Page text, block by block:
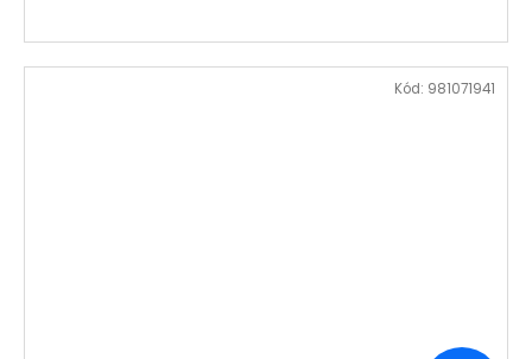
Kód: 981071941